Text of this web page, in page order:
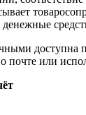
доступна
почте или